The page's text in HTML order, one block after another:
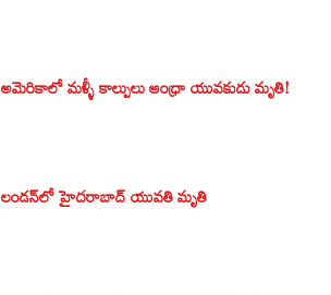
అమెరికాలో మళ్ళీ కాల్పులు ఆంధ్రా యువకుడు మృతి!
లండన్‌లో హైదరాబాద్‌ యువతి మృతి